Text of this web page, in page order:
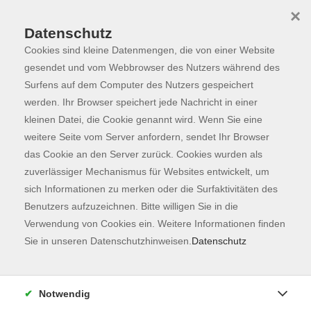
Skip to main content
Programm
2 Kurse
Datenschutz
Cookies sind kleine Datenmengen, die von einer Website
gesendet und vom Webbrowser des Nutzers während des
Surfens auf dem Computer des Nutzers gespeichert
werden. Ihr Browser speichert jede Nachricht in einer
kleinen Datei, die Cookie genannt wird. Wenn Sie eine
weitere Seite vom Server anfordern, sendet Ihr Browser
das Cookie an den Server zurück. Cookies wurden als
zuverlässiger Mechanismus für Websites entwickelt, um
sich Informationen zu merken oder die Surfaktivitäten des
Benutzers aufzuzeichnen. Bitte willigen Sie in die
Verwendung von Cookies ein. Weitere Informationen finden
Sie in unseren Datenschutzhinweisen. Datenschutz
×
Notwendig